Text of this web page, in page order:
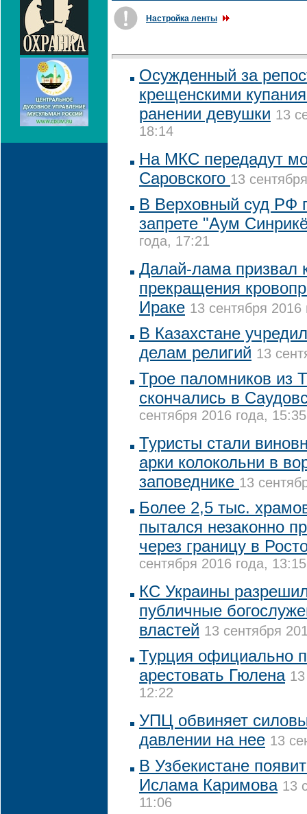
Настройка ленты
Осужденный за
крещенскими
ранении девушки 13
18:14
На МКС передадут
Саровского 13
В Верховный суд РФ
запрете "Аум
года, 17:21
Далай-лама призвал
прекращения
Ираке 13 сентября 2016
В Казахстане
делам религий 13
Трое паломников из
скончались в
сентября 2016 года, 15:35
Туристы стали
арки колокольни в
заповеднике 13
Более 2,5 тыс.
пытался незаконно
через границу в
сентября 2016 года, 13:15
КС Украины
публичные
властей 13 сентября
Турция официально
арестовать Гюлена
12:22
УПЦ обвиняет
давлении на нее 13
В Узбекистане
Ислама Каримова 13
11:06